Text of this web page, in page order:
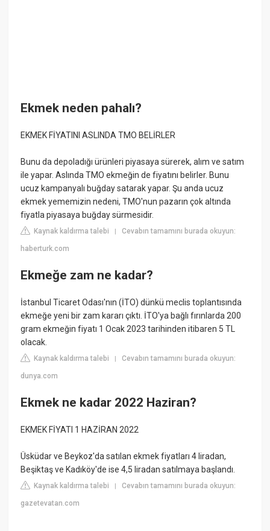
Ekmek neden pahalı?
EKMEK FİYATINI ASLINDA TMO BELİRLER
Bunu da depoladığı ürünleri piyasaya sürerek, alım ve satım
ile yapar. Aslında TMO ekmeğin de fiyatını belirler. Bunu
ucuz kampanyalı buğday satarak yapar. Şu anda ucuz
ekmek yememizin nedeni, TMO'nun pazarın çok altında
fiyatla piyasaya buğday sürmesidir.
Kaynak kaldırma talebi |Cevabın tamamını burada okuyun:
haberturk.com
Ekmeğe zam ne kadar?
İstanbul Ticaret Odası'nın (İTO) dünkü meclis toplantısında
ekmeğe yeni bir zam kararı çıktı. İTO'ya bağlı fırınlarda 200
gram ekmeğin fiyatı 1 Ocak 2023 tarihinden itibaren 5 TL
olacak.
Kaynak kaldırma talebi |Cevabın tamamını burada okuyun:
dunya.com
Ekmek ne kadar 2022 Haziran?
EKMEK FİYATI 1 HAZİRAN 2022
Üsküdar ve Beykoz'da satılan ekmek fiyatları 4 liradan,
Beşiktaş ve Kadıköy'de ise 4,5 liradan satılmaya başlandı.
Kaynak kaldırma talebi |Cevabın tamamını burada okuyun:
gazetevatan.com